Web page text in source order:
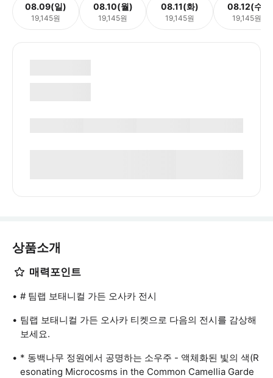
08.09(일)
19,145원
08.10(월)
19,145원
08.11(화)
19,145원
08.12(수)
19,145원
상품소개
매력포인트
# 팀랩 보태니컬 가든 오사카 전시
팀랩 보태니컬 가든 오사카 티켓으로 다음의 전시를 감상해
보세요.
* 동백나무 정원에서 공명하는 소우주 - 액체화된 빛의 색(R
esonating Microcosms in the Common Camellia Garde